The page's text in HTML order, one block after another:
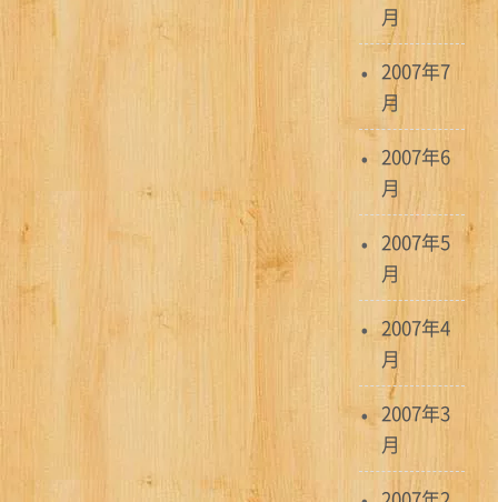
月
2007年7
月
2007年6
月
2007年5
月
2007年4
月
2007年3
月